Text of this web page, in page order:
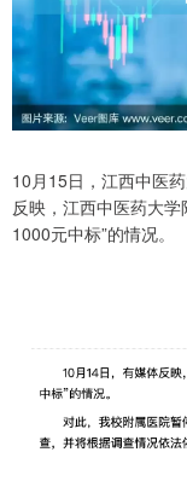
10月15日，江西中医
反映，江西中医药大学
1000元中标”的情况。